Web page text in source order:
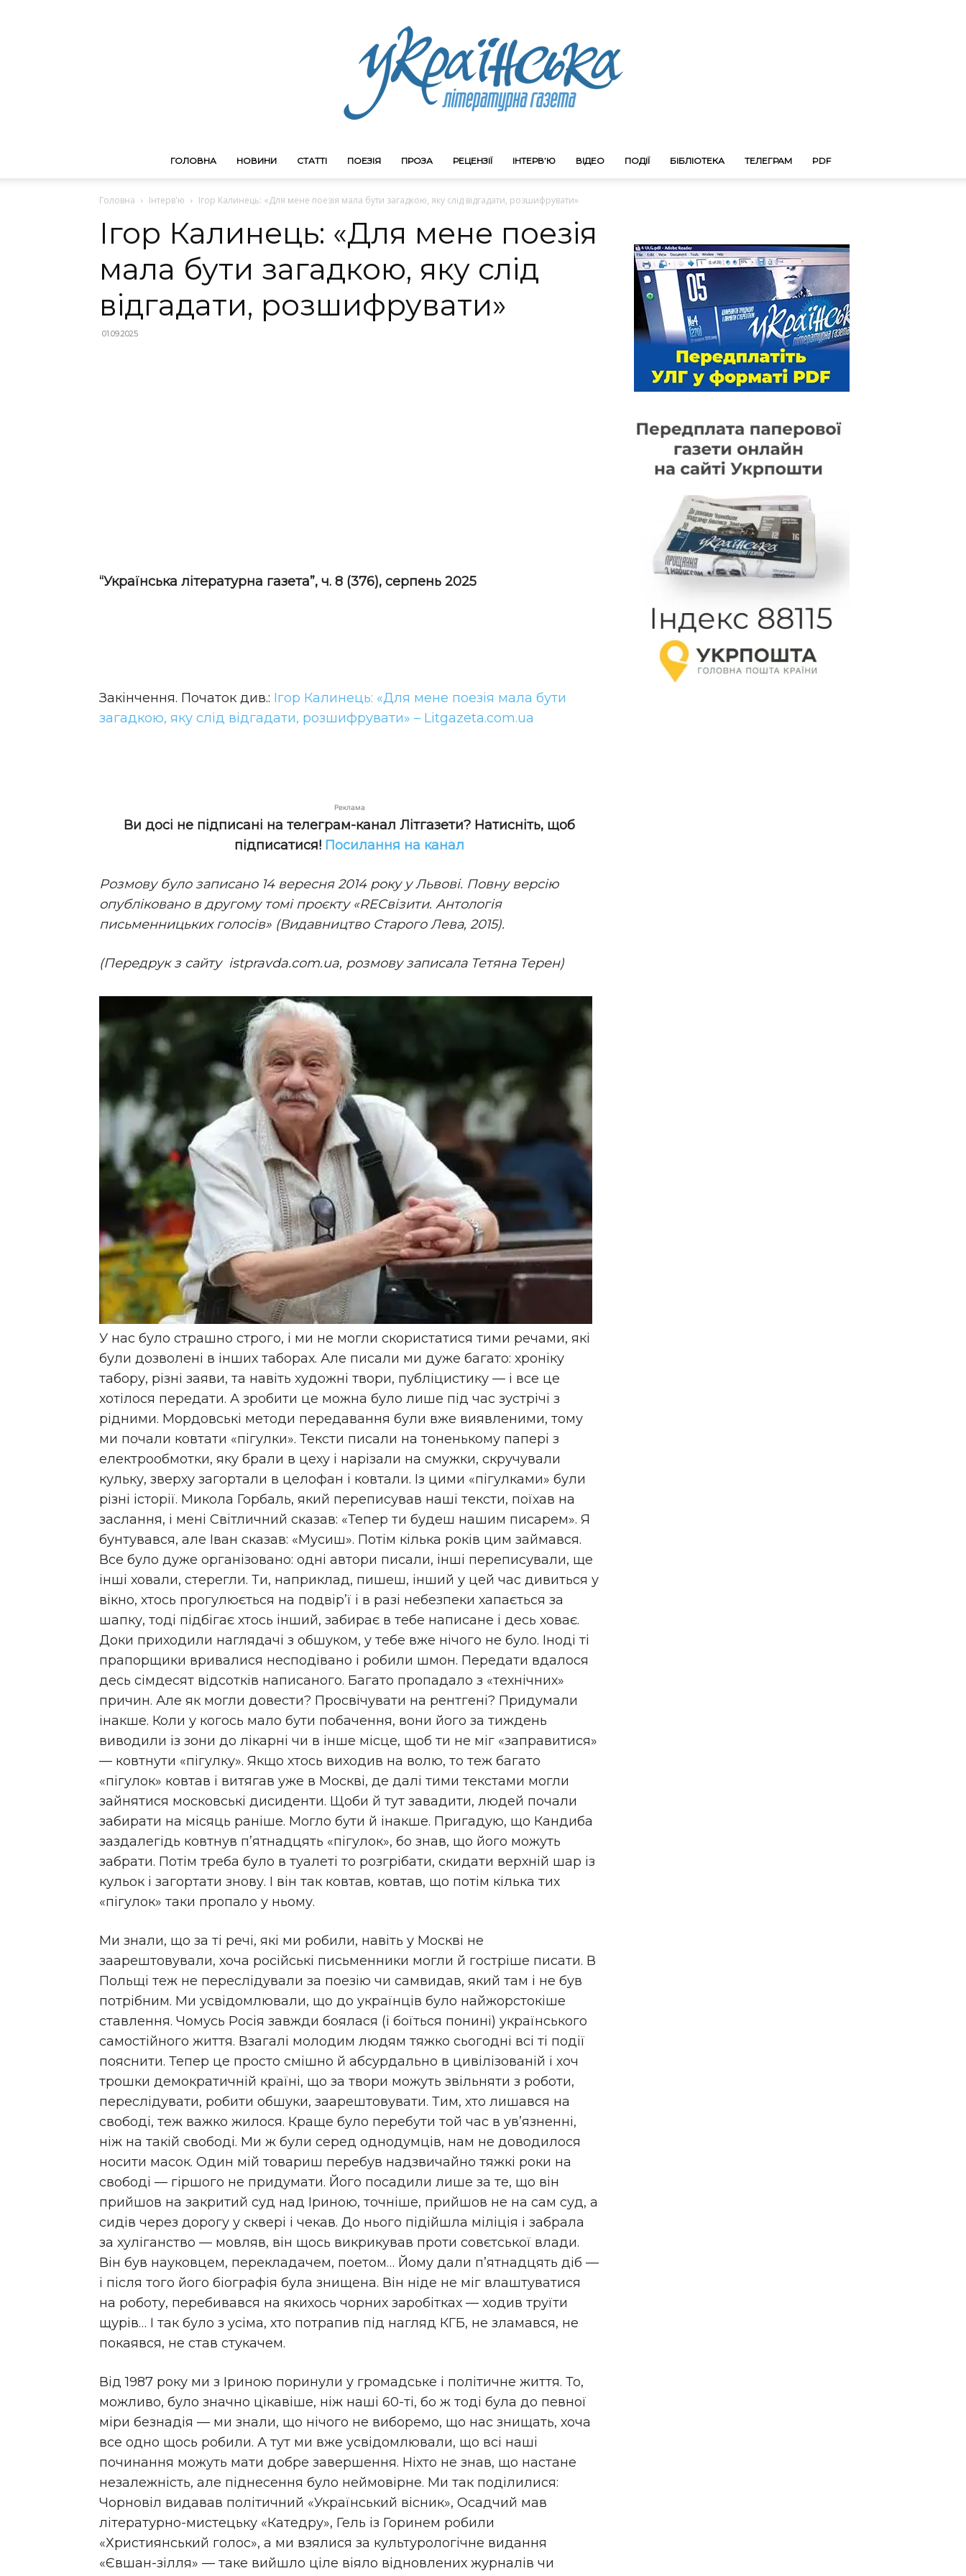
ГОЛОВНА НОВИНИ СТАТТІ ПОЕЗІЯ ПРОЗА РЕЦЕНЗІЇ ІНТЕРВ’Ю ВІДЕО ПОДІЇ БІБЛІОТЕКА ТЕЛЕГРАМ PDF
Головна Інтерв'ю Ігор Калинець: «Для мене поезія мала бути загадкою, яку слід відгадати, розшифрувати»
Ігор Калинець: «Для мене поезія
мала бути загадкою, яку слід
відгадати, розшифрувати»
01.09.2025
“Українська літературна газета”, ч. 8 (376), серпень 2025
Закінчення. Початок див.: Ігор Калинець: «Для мене поезія мала бути
загадкою, яку слід відгадати, розшифрувати» – Litgazeta.com.ua
Реклама
Ви досі не підписані на телеграм-канал Літгазети? Натисніть, щоб
підписатися! Посилання на канал
Розмову було записано 14 вересня 2014 року у Львові. Повну версію
опубліковано в другому томі проєкту «RECвізити. Антологія
письменницьких голосів» (Видавництво Старого Лева, 2015).
(Передрук з сайту istpravda.com.ua, розмову записала Тетяна Терен)
У нас було страшно строго, і ми не могли скористатися тими речами, які
були дозволені в інших таборах. Але писали ми дуже багато: хроніку
табору, різні заяви, та навіть художні твори, публіцистику — і все це
хотілося передати. А зробити це можна було лише під час зустрічі з
рідними. Мордовські методи передавання були вже виявленими, тому
ми почали ковтати «пігулки». Тексти писали на тоненькому папері з
електрообмотки, яку брали в цеху і нарізали на смужки, скручували
кульку, зверху загортали в целофан і ковтали. Із цими «пігулками» були
різні історії. Микола Горбаль, який переписував наші тексти, поїхав на
заслання, і мені Світличний сказав: «Тепер ти будеш нашим писарем». Я
бунтувався, але Іван сказав: «Мусиш». Потім кілька років цим займався.
Все було дуже організовано: одні автори писали, інші переписували, ще
інші ховали, стерегли. Ти, наприклад, пишеш, інший у цей час дивиться у
вікно, хтось прогулюється на подвір’ї і в разі небезпеки хапається за
шапку, тоді підбігає хтось інший, забирає в тебе написане і десь ховає.
Доки приходили наглядачі з обшуком, у тебе вже нічого не було. Іноді ті
прапорщики вривалися несподівано і робили шмон. Передати вдалося
десь сімдесят відсотків написаного. Багато пропадало з «технічних»
причин. Але як могли довести? Просвічувати на рентгені? Придумали
інакше. Коли у когось мало бути побачення, вони його за тиждень
виводили із зони до лікарні чи в інше місце, щоб ти не міг «заправитися»
— ковтнути «пігулку». Якщо хтось виходив на волю, то теж багато
«пігулок» ковтав і витягав уже в Москві, де далі тими текстами могли
зайнятися московські дисиденти. Щоби й тут завадити, людей почали
забирати на місяць раніше. Могло бути й інакше. Пригадую, що Кандиба
заздалегідь ковтнув п’ятнадцять «пігулок», бо знав, що його можуть
забрати. Потім треба було в туалеті то розгрібати, скидати верхній шар із
кульок і загортати знову. І він так ковтав, ковтав, що потім кілька тих
«пігулок» таки пропало у ньому.
Ми знали, що за ті речі, які ми робили, навіть у Москві не
заарештовували, хоча російські письменники могли й гостріше писати. В
Польщі теж не переслідували за поезію чи самвидав, який там і не був
потрібним. Ми усвідомлювали, що до українців було найжорстокіше
ставлення. Чомусь Росія завжди боялася (і боїться понині) українського
самостійного життя. Взагалі молодим людям тяжко сьогодні всі ті події
пояснити. Тепер це просто смішно й абсурдально в цивілізованій і хоч
трошки демократичній країні, що за твори можуть звільняти з роботи,
переслідувати, робити обшуки, заарештовувати. Тим, хто лишався на
свободі, теж важко жилося. Краще було перебути той час в ув’язненні,
ніж на такій свободі. Ми ж були серед однодумців, нам не доводилося
носити масок. Один мій товариш перебув надзвичайно тяжкі роки на
свободі — гіршого не придумати. Його посадили лише за те, що він
прийшов на закритий суд над Іриною, точніше, прийшов не на сам суд, а
сидів через дорогу у сквері і чекав. До нього підійшла міліція і забрала
за хуліганство — мовляв, він щось викрикував проти совєтської влади.
Він був науковцем, перекладачем, поетом… Йому дали п’ятнадцять діб —
і після того його біографія була знищена. Він ніде не міг влаштуватися
на роботу, перебивався на якихось чорних заробітках — ходив труїти
щурів… І так було з усіма, хто потрапив під нагляд КГБ, не зламався, не
покаявся, не став стукачем.
Від 1987 року ми з Іриною поринули у громадське і політичне життя. То,
можливо, було значно цікавіше, ніж наші 60-ті, бо ж тоді була до певної
міри безнадія — ми знали, що нічого не виборемо, що нас знищать, хоча
все одно щось робили. А тут ми вже усвідомлювали, що всі наші
починання можуть мати добре завершення. Ніхто не знав, що настане
незалежність, але піднесення було неймовірне. Ми так поділилися:
Чорновіл видавав політичний «Український вісник», Осадчий мав
літературно-мистецьку «Катедру», Гель із Горинем робили
«Християнський голос», а ми взялися за культурологічне видання
«Євшан-зілля» — таке вийшло ціле віяло відновлених журналів чи